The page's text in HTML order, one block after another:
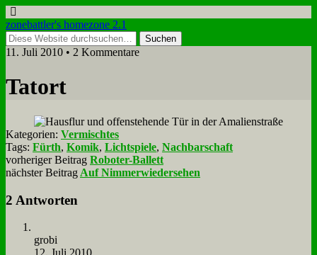
zonebattler's homezone 2.1
11. Juli 2010 • 2 Kommentare
Tat­ort
Kategorien: Vermischtes
Tags: Fürth, Komik, Lichtspiele, Nachbarschaft
vorheriger Beitrag Roboter-Ballett
nächster Beitrag Auf Nimmerwiedersehen
2 Antworten
gro­bi